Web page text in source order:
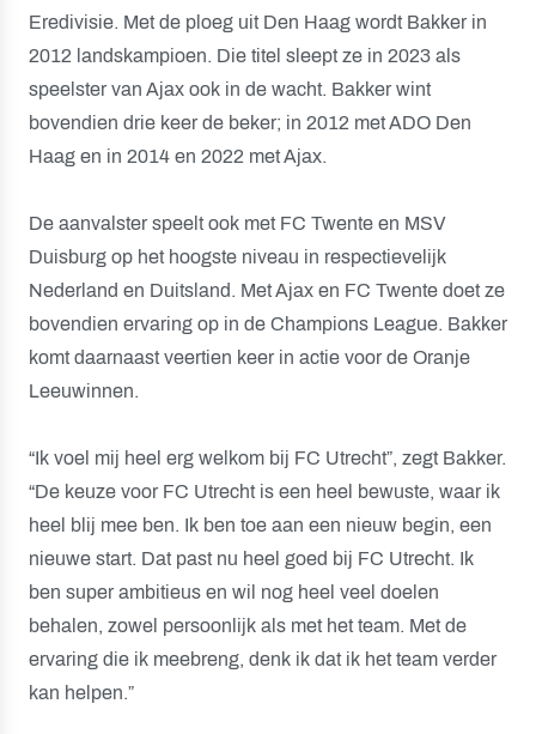
Eredivisie. Met de ploeg uit Den Haag wordt Bakker in
2012 landskampioen. Die titel sleept ze in 2023 als
speelster van Ajax ook in de wacht. Bakker wint
bovendien drie keer de beker; in 2012 met ADO Den
Haag en in 2014 en 2022 met Ajax.
De aanvalster speelt ook met FC Twente en MSV
Duisburg op het hoogste niveau in respectievelijk
Nederland en Duitsland. Met Ajax en FC Twente doet ze
bovendien ervaring op in de Champions League. Bakker
komt daarnaast veertien keer in actie voor de Oranje
Leeuwinnen.
“Ik voel mij heel erg welkom bij FC Utrecht”, zegt Bakker.
“De keuze voor FC Utrecht is een heel bewuste, waar ik
heel blij mee ben. Ik ben toe aan een nieuw begin, een
nieuwe start. Dat past nu heel goed bij FC Utrecht. Ik
ben super ambitieus en wil nog heel veel doelen
behalen, zowel persoonlijk als met het team. Met de
ervaring die ik meebreng, denk ik dat ik het team verder
kan helpen.”